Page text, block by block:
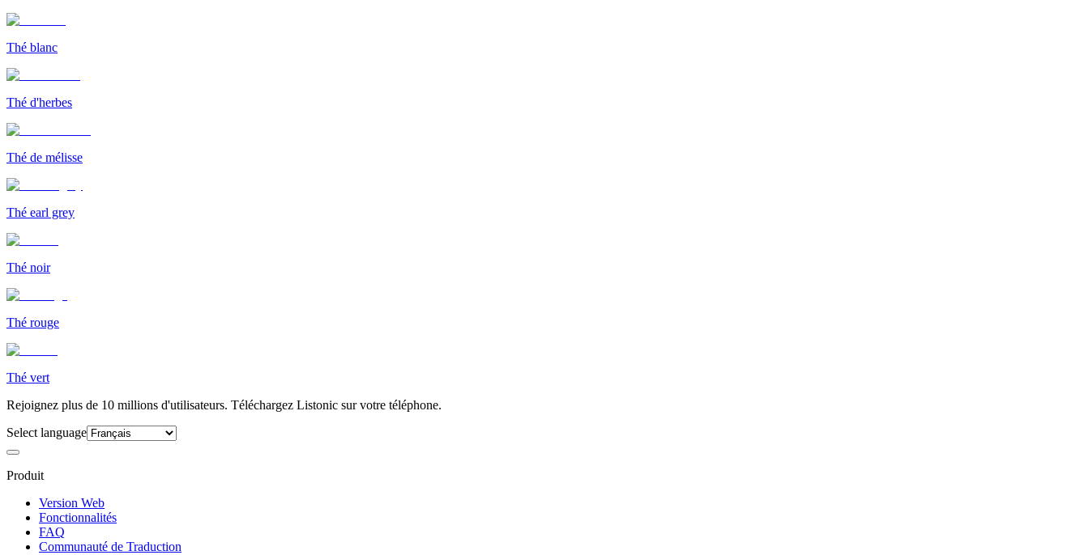
Thé blanc
Thé d'herbes
Thé de mélisse
Thé earl grey
Thé noir
Thé rouge
Thé vert
Rejoignez plus de 10 millions d'utilisateurs. Téléchargez Listonic sur votre téléphone.
Select language
Produit
Version Web
Fonctionnalités
FAQ
Communauté de Traduction